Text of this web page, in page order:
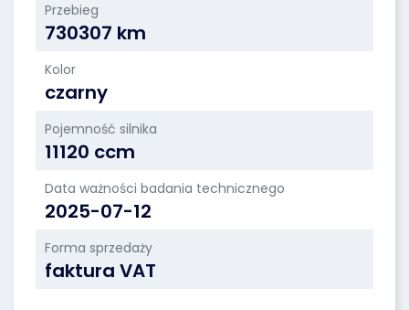
Przebieg
730307 km
Kolor
czarny
Pojemność silnika
11120 ccm
Data ważności badania technicznego
2025-07-12
Forma sprzedaży
faktura VAT